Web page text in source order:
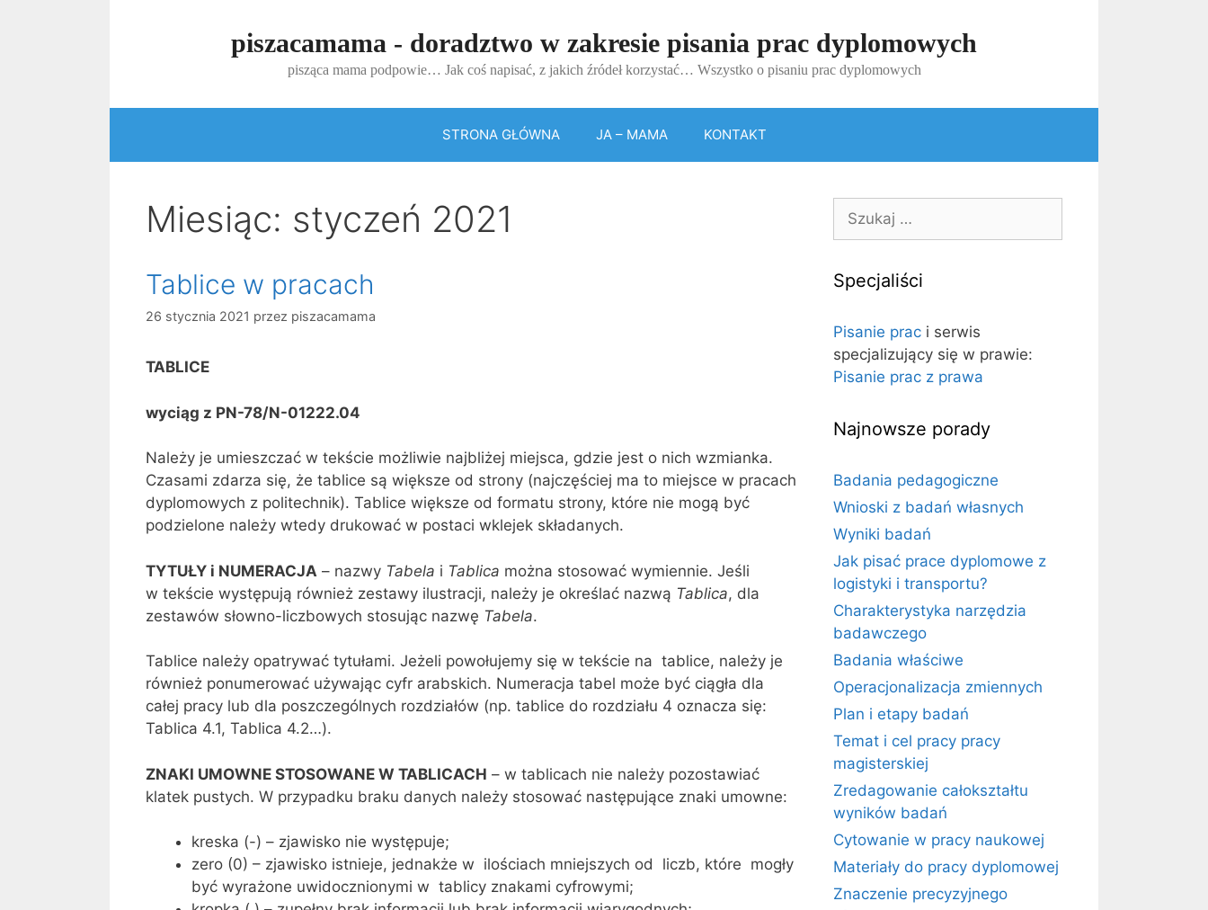
piszacamama - doradztwo w zakresie pisania prac dyplomowych
pisząca mama podpowie… Jak coś napisać, z jakich źródeł korzystać… Wszystko o pisaniu prac dyplomowych
STRONA GŁÓWNA JA – MAMA KONTAKT
Miesiąc: styczeń 2021
Tablice w pracach
26 stycznia 2021 przez piszacamama
TABLICE
wyciąg z PN-78/N-01222.04
Należy je umieszczać w tekście możliwie najbliżej miejsca, gdzie jest o nich wzmianka.
Czasami zdarza się, że tablice są większe od strony (najczęściej ma to miejsce w pracach
dyplomowych z politechnik). Tablice większe od formatu strony, które nie mogą być
podzielone należy wtedy drukować w postaci wklejek składanych.
TYTUŁY i NUMERACJA – nazwy Tabela i Tablica można stosować wymiennie. Jeśli
w tekście występują również zestawy ilustracji, należy je określać nazwą Tablica, dla
zestawów słowno-liczbowych stosując nazwę Tabela.
Tablice należy opatrywać tytułami. Jeżeli powołujemy się w tekście na tablice, należy je
również ponumerować używając cyfr arabskich. Numeracja tabel może być ciągła dla
całej pracy lub dla poszczególnych rozdziałów (np. tablice do rozdziału 4 oznacza się:
Tablica 4.1, Tablica 4.2…).
ZNAKI UMOWNE STOSOWANE W TABLICACH – w tablicach nie należy pozostawiać
klatek pustych. W przypadku braku danych należy stosować następujące znaki umowne:
kreska (-) – zjawisko nie występuje;
zero (0) – zjawisko istnieje, jednakże w ilościach mniejszych od liczb, które mogły
być wyrażone uwidocznionymi w tablicy znakami cyfrowymi;
Szukaj:
Specjaliści
Pisanie prac i serwis
specjalizujący się w prawie:
Pisanie prac z prawa
Najnowsze porady
Badania pedagogiczne
Wnioski z badań własnych
Wyniki badań
Jak pisać prace dyplomowe z
logistyki i transportu?
Charakterystyka narzędzia
badawczego
Badania właściwe
Operacjonalizacja zmiennych
Plan i etapy badań
Temat i cel pracy pracy
magisterskiej
Zredagowanie całokształtu
wyników badań
Cytowanie w pracy naukowej
Materiały do pracy dyplomowej
Znaczenie precyzyjnego